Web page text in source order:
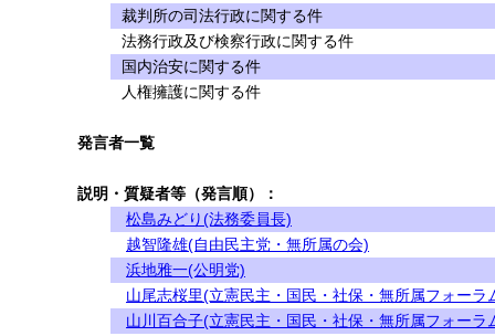
裁判所の司法行政に関する件
法務行政及び検察行政に関する件
国内治安に関する件
人権擁護に関する件
発言者一覧
説明・質疑者等（発言順）：
松島みどり(法務委員長)
越智隆雄(自由民主党・無所属の会)
浜地雅一(公明党)
山尾志桜里(立憲民主・国民・社保・無所属フォーラ
山川百合子(立憲民主・国民・社保・無所属フォーラ